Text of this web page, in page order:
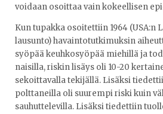
voidaan osoittaa vain kokeellisen
Kun tupakka osoitettiin 1964 (USA:n
lausunto) havaintotutkimuksin
syöpää keuhkosyöpää miehillä ja
naisilla, riskin lisäys oli 10-20
sekoittavalla tekijällä. Lisäksi
polttaneilla oli suurempi riski kuin
sauhuttelevilla. Lisäksi tiedettiin